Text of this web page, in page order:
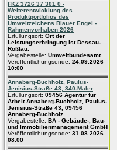
FKZ 3726 37 301 0 -
Weiterentwicklung des
Produktportfolios des
Umweltzeichens Blauer Engel -
Rahmenvorhaben 2026
Erfüllungsort: Ort der
Leistungserbringung ist Dessau-
Roßlau.
Vergabestelle: Umweltbundesamt
Veröffentlichungsende: 24.09.2026
10:00
Annaberg-Buchholz, Paulus-
Jenisius-Straße 43, 340-Maler
Erfüllungsort: 09456 Agentur für
Arbeit Annaberg-Buchholz, Paulus-
Jenisius-Straße 43, 09456
Annaberg-Buchholz
Vergabestelle: BA - Gebäude-, Bau-
und Immobilienmanagement GmbH
Veröffentlichungsende: 31.08.2026
08:00